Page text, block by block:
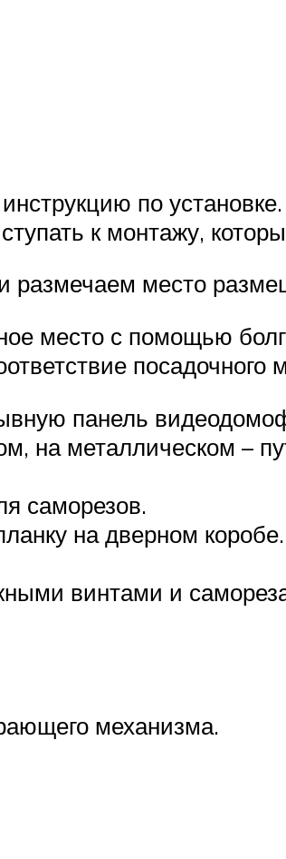
по
к монтажу,
размечаем место
место с помощью
посадочного
панель
на металлическом –
саморезов.
на дверном
винтами и
механизма.